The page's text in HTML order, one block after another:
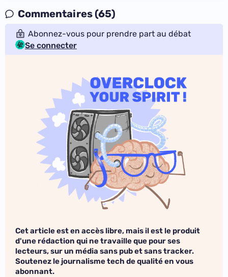
Commentaires (65)
Abonnez-vous pour prendre part au débat
Se connecter
Cet article est en accès libre, mais il est le produit
d'une rédaction qui ne travaille que pour ses
lecteurs, sur un média sans pub et sans tracker.
Soutenez le journalisme tech de qualité en vous
abonnant.